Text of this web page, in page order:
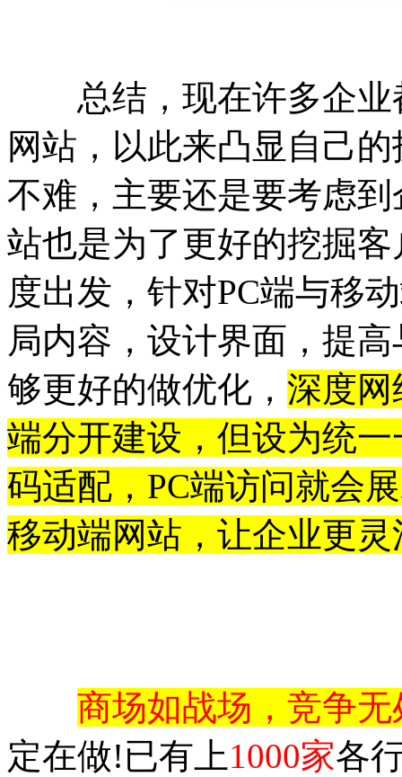
总结，现在许多企业
网站，以此来凸显自己
不难，主要还是要考虑
站也是为了更好的挖掘
度出发，针对PC端与移
局内容，设计界面，提
够更好的做优化， 深度网
端分开建设，但设为统
码适配，PC端访问就会
移动端网站，让企业更
商场如战场，竞争
定在做!已有上1000家各